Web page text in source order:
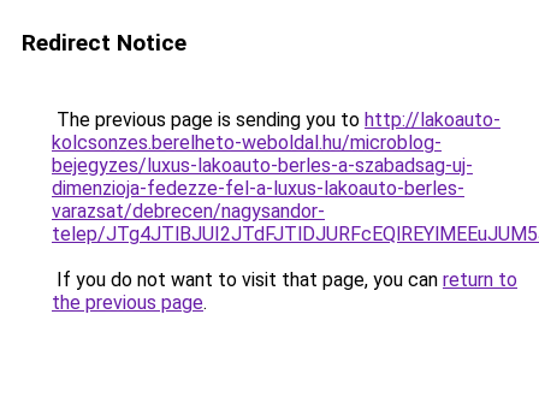
Redirect Notice
The previous page is sending you to http://lakoauto-
kolcsonzes.berelheto-weboldal.hu/microblog-
bejegyzes/luxus-lakoauto-berles-a-szabadsag-uj-
dimenzioja-fedezze-fel-a-luxus-lakoauto-berles-
varazsat/debrecen/nagysandor-
telep/
If you do not want to visit that page, you can return to
the previous page.